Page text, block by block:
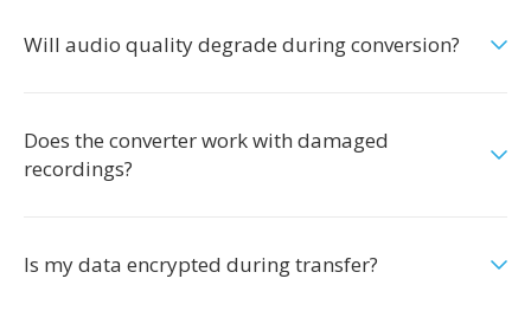
Will audio quality degrade during conversion?
Does the converter work with damaged
recordings?
Is my data encrypted during transfer?